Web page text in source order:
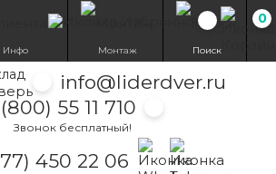
info@liderdver.ru
55 11 710
Звонок бесплатный!
450 22 06
Написать на
Написать на
0
Инфо Монтаж Поиск